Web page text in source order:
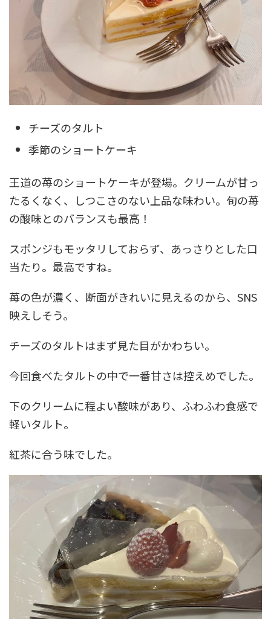
チーズのタルト
季節のショートケーキ
王道の苺のショートケーキが登場。クリームが甘っ
たるくなく、しつこさのない上品な味わい。旬の苺
の酸味とのバランスも最高！
スポンジもモッタリしておらず、あっさりとした口
当たり。最高ですね。
苺の色が濃く、断面がきれいに見えるのから、SNS
映えしそう。
チーズのタルトはまず見た目がかわちい。
今回食べたタルトの中で一番甘さは控えめでした。
下のクリームに程よい酸味があり、ふわふわ食感で
軽いタルト。
紅茶に合う味でした。